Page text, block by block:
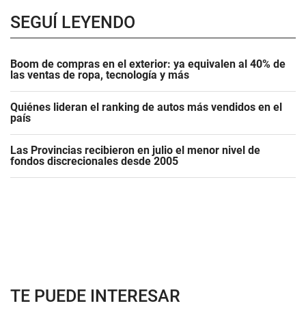
SEGUÍ LEYENDO
Boom de compras en el exterior: ya equivalen al 40% de
las ventas de ropa, tecnología y más
Quiénes lideran el ranking de autos más vendidos en el
país
Las Provincias recibieron en julio el menor nivel de
fondos discrecionales desde 2005
TE PUEDE INTERESAR